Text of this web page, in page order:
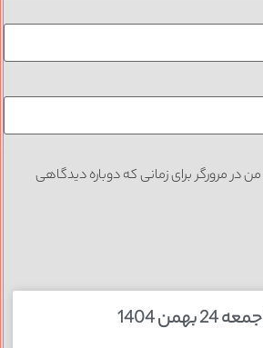
در مرورگر برای زمانی که دوباره دیدگاهی
1404